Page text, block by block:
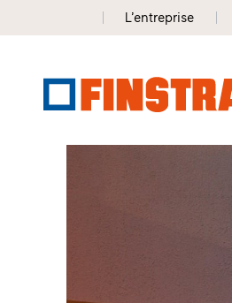
L’entreprise